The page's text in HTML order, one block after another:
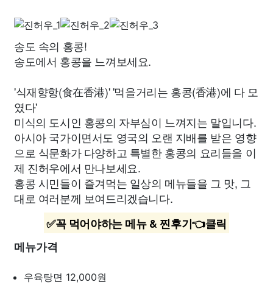
송도 속의 홍콩!
송도에서 홍콩을 느껴보세요.
'식재향항(食在香港)' '먹을거리는 홍콩(香港)에 다 모
였다'
미식의 도시인 홍콩의 자부심이 느껴지는 말입니다.
아시아 국가이면서도 영국의 오랜 지배를 받은 영향
으로 식문화가 다양하고 특별한 홍콩의 요리들을 이
제 진허우에서 만나보세요.
홍콩 시민들이 즐겨먹는 일상의 메뉴들을 그 맛, 그
대로 여러분께 보여드리겠습니다.
✅꼭 먹어야하는 메뉴 & 찐후기👈클릭
메뉴가격
우육탕면 12,000원